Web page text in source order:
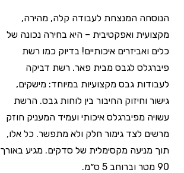
הנוסחה המנצחת לעבודה קלה, מהירה,
מקצועית ואפקטיבית – היא בחירה נכונה של
כלים ואביזרים איכותיים! בדיוק כמו רשת
פיברגלס לגבס מבית פאר. רשת דביקה
לעבודות גבס מקצועיות במיוחד: מישקים,
גישור וחיזוק החיבור בין לוחות גבס. הרשת
עשויה מפיברגלס איכותי ועמיד המעניק חוזק
מרשים לצד גימור חלק ולא מתפשר. כל אלו,
תוך מניעה מקסימלית של סדקים. מגיע באורך
90 מטר וברוחב 5 ס״מ.